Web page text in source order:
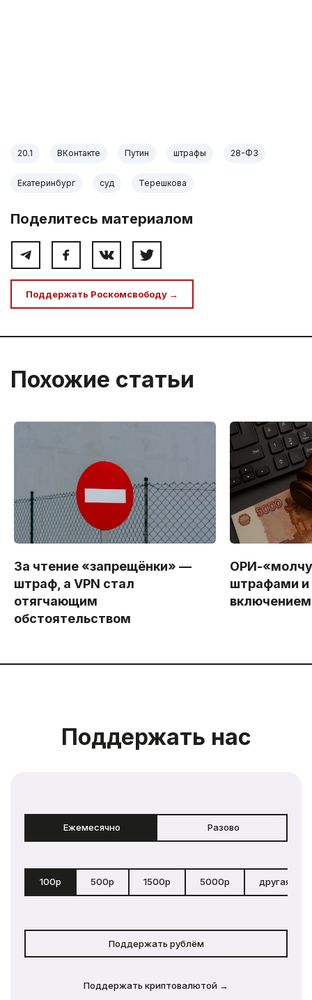
20.1 ВКонтакте Путин штрафы 28-ФЗ
Екатеринбург суд Терешкова
Поделитесь материалом
Поддержать Роскомсвободу →
Похожие статьи
За чтение «запрещёнки» —
штраф, а VPN стал
отягчающим
обстоятельством
ОРИ-
штрафами и
включением
Поддержать нас
Ежемесячно Разово
100р 500р 1500р 5000р другая
Поддержать рублём
Поддержать криптовалютой →